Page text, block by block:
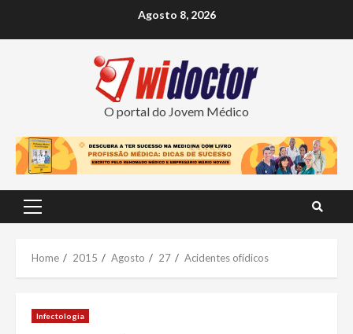
Agosto 8, 2026
O portal do Jovem Médico
Primary
Home 2015 Agosto 27 Acidentes ofídicos
Infectologia